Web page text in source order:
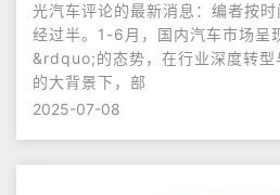
光汽车评论的最新消息：编者按
经过半。1-6月，国内汽车市场呈
&rdquo;的态势，在行业深度转型
的大背景下，部
2025-07-08